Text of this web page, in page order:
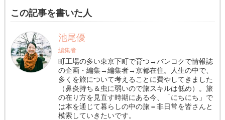
この記事を書いた人
池尾優
編集者
町工場の多い東京下町で育つ→バンコクで情報誌
の企画・編集→編集者→京都在住。人生の中で、
多くを旅について考えることに費やしてきました
（鼻炎持ち＆虫に弱いので旅スキルは低め）。旅
の在り方を見直す時期にある今、「にちにち」で
は本を通じて暮らしの中の旅＝非日常を皆さんと
模索していきたいです。